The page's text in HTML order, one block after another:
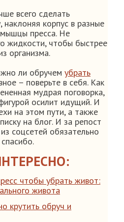
всего сделать
корпус в разные
пресса. Не
жидкости, чтобы быстрее
организма.
ли обручем убрать
– поверьте в себя. Как
мудрая поговорка,
осилит идущий. И
на этом пути, а также
на блог. И за репост
соцсетей обязательно
чтобы убрать живот:
живота
крутить обруч и